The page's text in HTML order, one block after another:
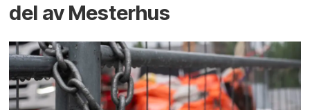
del av Mesterhus